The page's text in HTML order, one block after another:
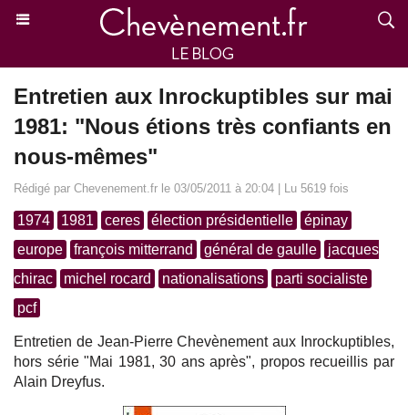
Entretien aux Inrockuptibles sur mai
1981: "Nous étions très confiants en
nous-mêmes"
Rédigé par Chevenement.fr le 03/05/2011 à 20:04 | Lu 5619 fois
1974 1981 ceres élection présidentielle
épinay
europe
françois mitterrand général de gaulle
jacques
chirac
michel rocard nationalisations
parti socialiste
pcf
Entretien de Jean-Pierre Chevènement aux Inrockuptibles,
hors série "Mai 1981, 30 ans après", propos recueillis par
Alain Dreyfus.